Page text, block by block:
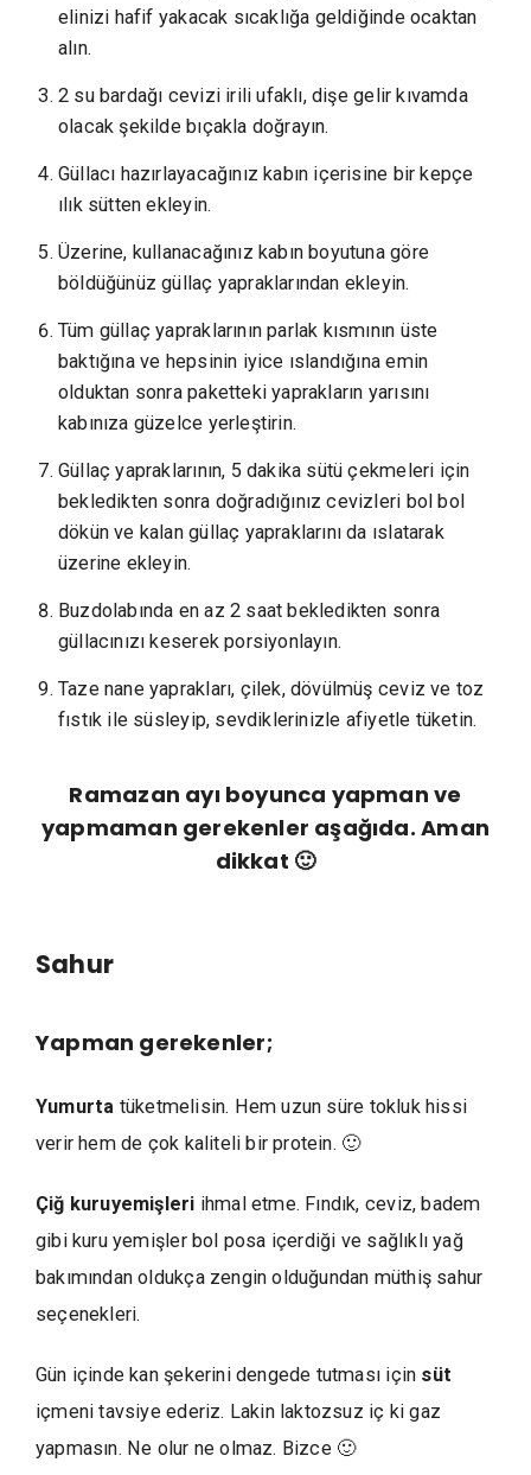
elinizi hafif yakacak sıcaklığa geldiğinde ocaktan
alın.
2 su bardağı cevizi irili ufaklı, dişe gelir kıvamda
olacak şekilde bıçakla doğrayın.
Güllacı hazırlayacağınız kabın içerisine bir kepçe
ılık sütten ekleyin.
Üzerine, kullanacağınız kabın boyutuna göre
böldüğünüz güllaç yapraklarından ekleyin.
Tüm güllaç yapraklarının parlak kısmının üste
baktığına ve hepsinin iyice ıslandığına emin
olduktan sonra paketteki yaprakların yarısını
kabınıza güzelce yerleştirin.
Güllaç yapraklarının, 5 dakika sütü çekmeleri için
bekledikten sonra doğradığınız cevizleri bol bol
dökün ve kalan güllaç yapraklarını da ıslatarak
üzerine ekleyin.
Buzdolabında en az 2 saat bekledikten sonra
güllacınızı keserek porsiyonlayın.
Taze nane yaprakları, çilek, dövülmüş ceviz ve toz
fıstık ile süsleyip, sevdiklerinizle afiyetle tüketin.
Ramazan ayı boyunca yapman ve
yapmaman gerekenler aşağıda. Aman
dikkat 🙂
Sahur
Yapman gerekenler;
Yumurta tüketmelisin. Hem uzun süre tokluk hissi
verir hem de çok kaliteli bir protein. 🙂
Çiğ kuruyemişleri ihmal etme. Fındık, ceviz, badem
gibi kuru yemişler bol posa içerdiği ve sağlıklı yağ
bakımından oldukça zengin olduğundan müthiş sahur
seçenekleri.
Gün içinde kan şekerini dengede tutması için süt
içmeni tavsiye ederiz. Lakin laktozsuz iç ki gaz
yapmasın. Ne olur ne olmaz. Bizce 🙂